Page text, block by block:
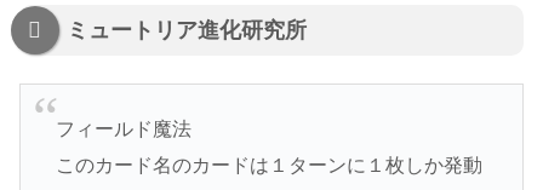
ミュートリア進化研究所
フィールド魔法
このカード名のカードは１ターンに１枚しか発動